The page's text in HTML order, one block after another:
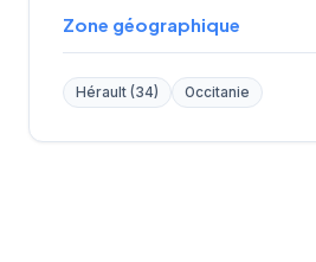
Zone géographique
Hérault (34) Occitanie